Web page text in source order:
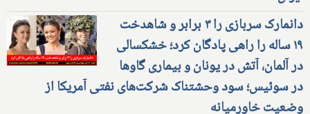
دانمارک سربازی را ۳ برابر و شاهدخت
۱۹ ساله را راهی پادگان کرد؛ خشکسالی
در آلمان، آتش در یونان و بیماری گاوها
در سوئیس؛ سود وحشتناک شرکت‌های نفتی آمریکا از
وضعیت خاورمیانه